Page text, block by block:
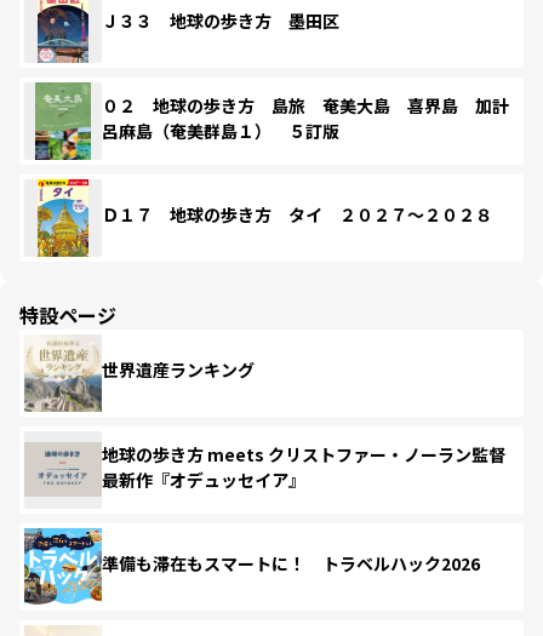
Ｊ３３ 地球の歩き方 墨田区
０２ 地球の歩き方 島旅 奄美大島 喜界島 加計
呂麻島（奄美群島１） ５訂版
Ｄ１７ 地球の歩き方 タイ ２０２７～２０２８
特設ページ
世界遺産ランキング
地球の歩き方 meets クリストファー・ノーラン監督
最新作『オデュッセイア』
準備も滞在もスマートに！ トラベルハック2026